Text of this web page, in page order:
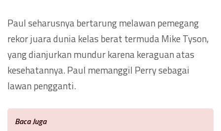
Paul seharusnya bertarung melawan pemegang
rekor juara dunia kelas berat termuda Mike Tyson,
yang dianjurkan mundur karena keraguan atas
kesehatannya. Paul memanggil Perry sebagai
lawan pengganti.
Baca Juga